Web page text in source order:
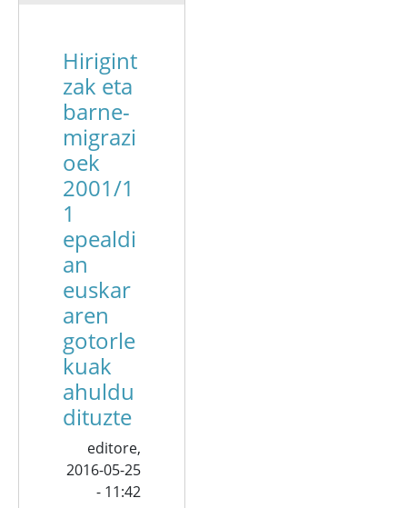
Hirigint
zak eta
barne-
migrazi
oek
2001/1
1
epealdi
an
euskar
aren
gotorle
kuak
ahuldu
dituzte
editore,
2016-05-25
- 11:42